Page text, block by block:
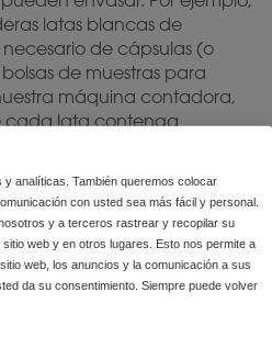
analíticas. También queremos colocar
con usted sea más fácil y personal.
y a terceros rastrear y recopilar su
web y en otros lugares. Esto nos permite a
web, los anuncios y la comunicación a sus
da su consentimiento. Siempre puede volver
latas blancas de
de cápsulas (o
de muestras para
máquina contadora,
cada lata contenga